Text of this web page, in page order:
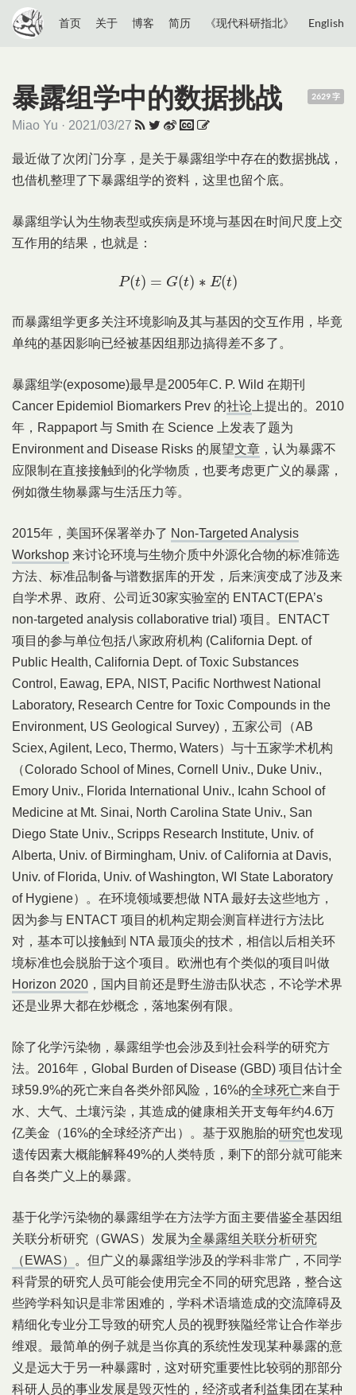
首页 关于 博客 简历 《现代科研指北》 English
2629 字
暴露组学中的数据挑战
Miao Yu · 2021/03/27
最近做了次闭门分享，是关于暴露组学中存在的数据挑战，
也借机整理了下暴露组学的资料，这里也留个底。
暴露组学认为生物表型或疾病是环境与基因在时间尺度上交
互作用的结果，也就是：
P(t) = G(t) ∗ E(t)
P( G(t)∗ (t)
而暴露组学更多关注环境影响及其与基因的交互作用，毕竟
单纯的基因影响已经被基因组那边搞得差不多了。
暴露组学(exposome)最早是2005年C. P. Wild 在期刊
Cancer Epidemiol Biomarkers Prev 的社论 上提出的。2010
年，Rappaport 与 Smith 在 Science 上发表了题为
Environment and Disease Risks 的展望文章 ，认为暴露不
应限制在直接接触到的化学物质，也要考虑更广义的暴露，
例如微生物暴露与生活压力等。
2015年，美国环保署举办了 Non-Targeted Analysis
Workshop 来讨论环境与生物介质中外源化合物的标准筛选
方法、标准品制备与谱数据库的开发，后来演变成了涉及来
自学术界、政府、公司近30家实验室的 ENTACT(EPA’s
non-targeted analysis collaborative trial) 项目。ENTACT
项目的参与单位包括八家政府机构 (California Dept. of
Public Health, California Dept. of Toxic Substances
Control, Eawag, EPA, NIST, Pacific Northwest National
Laboratory, Research Centre for Toxic Compounds in the
Environment, US Geological Survey)，五家公司（AB
Sciex, Agilent, Leco, Thermo, Waters）与十五家学术机构
（Colorado School of Mines, Cornell Univ., Duke Univ.,
Emory Univ., Florida International Univ., Icahn School of
Medicine at Mt. Sinai, North Carolina State Univ., San
Diego State Univ., Scripps Research Institute, Univ. of
Alberta, Univ. of Birmingham, Univ. of California at Davis,
Univ. of Florida, Univ. of Washington, WI State Laboratory
of Hygiene）。在环境领域要想做 NTA 最好去这些地方，
因为参与 ENTACT 项目的机构定期会测盲样进行方法比
对，基本可以接触到 NTA 最顶尖的技术，相信以后相关环
境标准也会脱胎于这个项目。欧洲也有个类似的项目叫做
Horizon 2020 ，国内目前还是野生游击队状态，不论学术界
还是业界大都在炒概念，落地案例有限。
除了化学污染物，暴露组学也会涉及到社会科学的研究方
法。2016年，Global Burden of Disease (GBD) 项目估计全
球59.9%的死亡来自各类外部风险，16%的全球死亡来自于
水、大气、土壤污染，其造成的健康相关开支每年约4.6万
亿美金（16%的全球经济产出）。基于双胞胎的研究也发现
遗传因素大概能解释49%的人类特质，剩下的部分就可能来
自各类广义上的暴露。
基于化学污染物的暴露组学在方法学方面主要借鉴全基因组
关联分析研究（GWAS）发展为全暴露组关联分析研究
（EWAS）
。但广义的暴露组学涉及的学科非常广，不同学
科背景的研究人员可能会使用完全不同的研究思路，整合这
些跨学科知识是非常困难的，学科术语墙造成的交流障碍及
精细化专业分工导致的研究人员的视野狭隘经常让合作举步
维艰。最简单的例子就是当你真的系统性发现某种暴露的意
义是远大于另一种暴露时，这对研究重要性比较弱的那部分
科研人员的事业发展是毁灭性的，经济或者利益集团在某种